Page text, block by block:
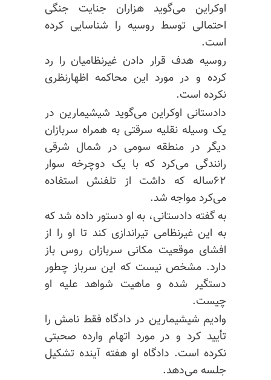
اوکراین می‌گوید هزاران جنایت جنگی
احتمالی توسط روسیه را شناسایی کرده
است.
روسیه هدف قرار دادن غیرنظامیان را رد
کرده و در مورد این محاکمه اظهارنظری
نکرده است.
دادستانی اوکراین می‌گوید شیشیمارین در
یک وسیله نقلیه سرقتی به همراه سربازان
دیگر در منطقه سومی در شمال شرقی
رانندگی می‌کرد که با یک دوچرخه سوار
۶۲ساله که داشت از تلفنش استفاده
می‌کرد مواجه شد.
به گفته دادستانی، به او دستور داده شد که
به این غیرنظامی تیراندازی کند تا او را از
افشای موقعیت مکانی سربازان روس باز
دارد. مشخص نیست که این سرباز چطور
دستگیر شده و ماهیت شواهد علیه او
چیست.
وادیم شیشیمارین در دادگاه فقط نامش را
تأیید کرد و در مورد اتهام وارده صحبتی
نکرده است. دادگاه او هفته آینده تشکیل
جلسه می‌دهد.